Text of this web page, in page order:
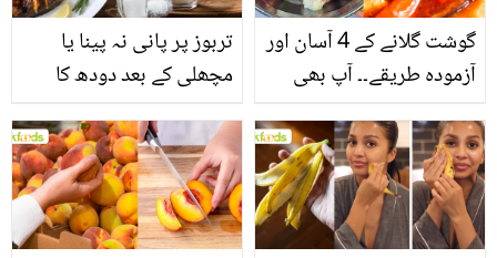
تربوز پر پانی نہ پینا یا
مچھلی کے بعد دودھ کا
سے متعلق غلط فہمیوں کی
حقیقت کیا ہے اور افواہ
کیا؟
گوشت گلانے کے 4 آسان اور
آزمودہ طریقے۔۔ آپ بھی
بتائے راز